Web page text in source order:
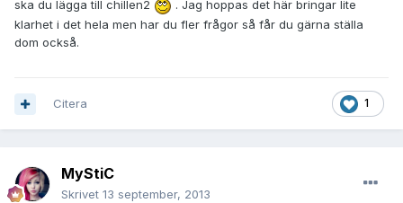
ska du lägga till chillen2
. Jag hoppas det här bringar lite
klarhet i det hela men har du fler frågor så får du gärna ställa
dom också.
1
Citera
MyStiC
Skrivet 13 september, 2013